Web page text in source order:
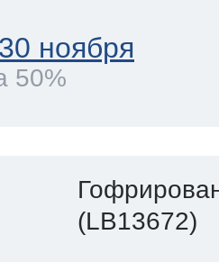
ноября
50%
(LB13672)